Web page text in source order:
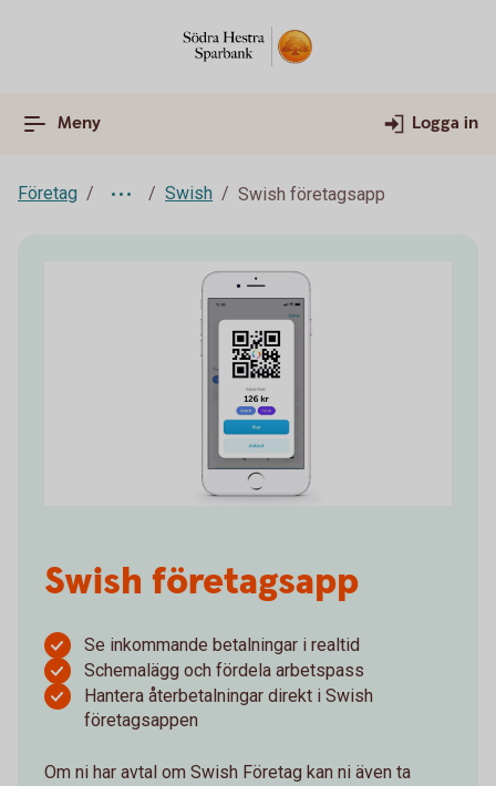
Meny Logga in
Företag Swish Swish företagsapp
Swish företagsapp
Se inkommande betalningar i realtid
Schemalägg och fördela arbetspass
Hantera återbetalningar direkt i Swish
företagsappen
Om ni har avtal om Swish Företag kan ni även ta